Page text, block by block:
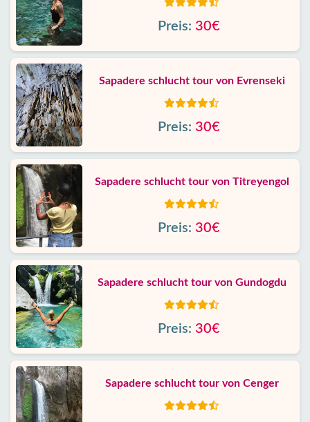
Preis: 30€
Sapadere schlucht tour von Evrenseki
Preis: 30€
Sapadere schlucht tour von Titreyengol
Preis: 30€
Sapadere schlucht tour von Gundogdu
Preis: 30€
Sapadere schlucht tour von Cenger